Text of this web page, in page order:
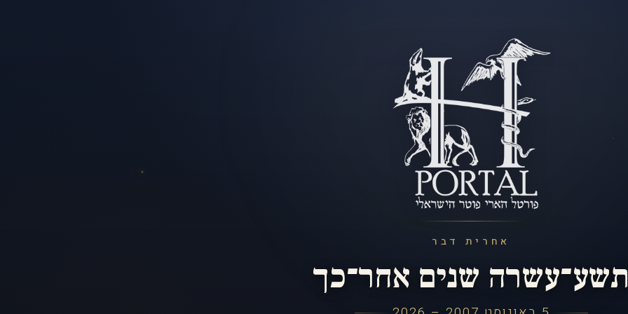
אחרית דבר
שנים אחר־כך